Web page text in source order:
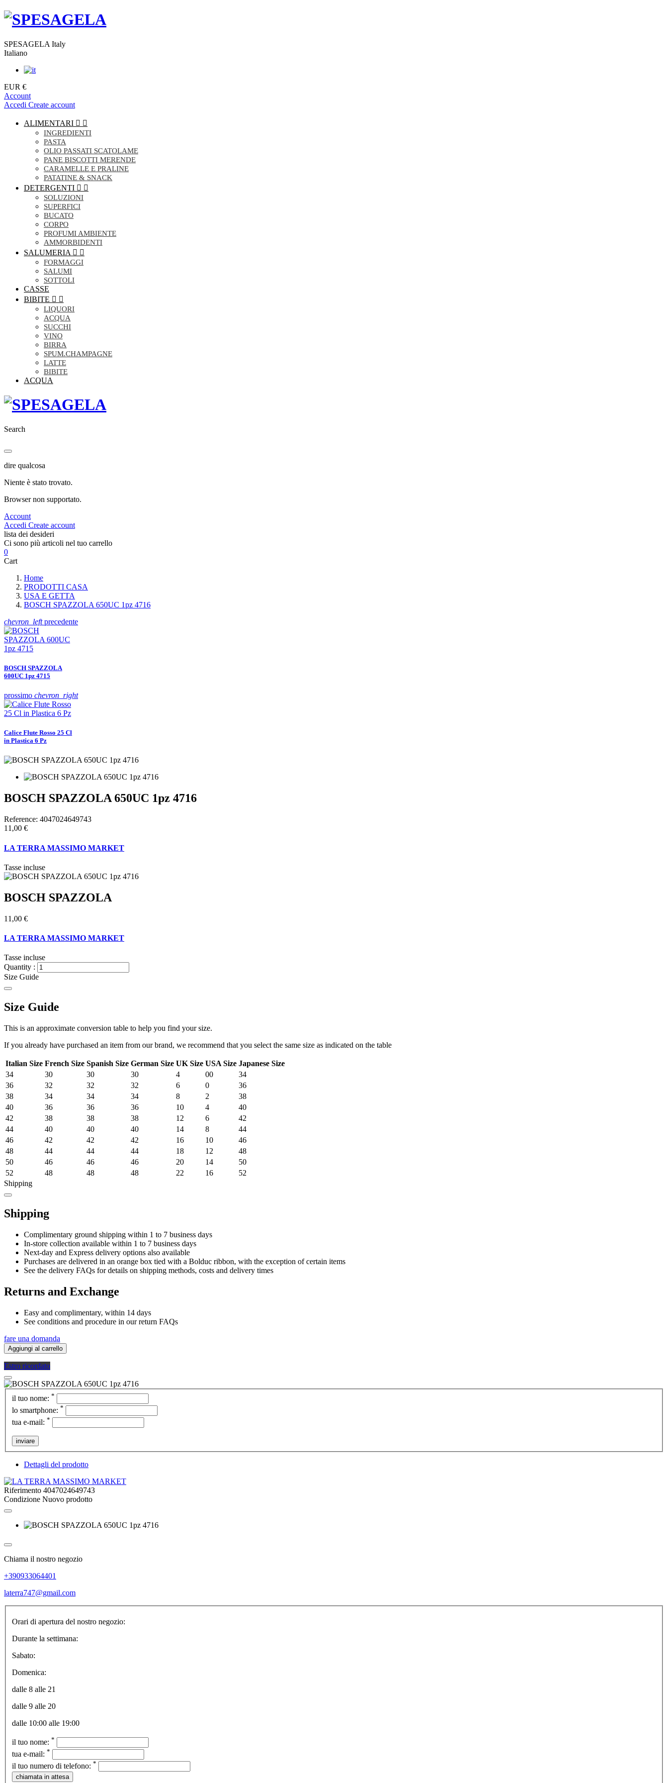
SPESAGELA Italy
Italiano
EUR €
Account
Accedi Create account
ALIMENTARI  
INGREDIENTI
PASTA
OLIO PASSATI SCATOLAME
PANE BISCOTTI MERENDE
CARAMELLE E PRALINE
PATATINE & SNACK
DETERGENTI  
SOLUZIONI
SUPERFICI
BUCATO
CORPO
PROFUMI AMBIENTE
AMMORBIDENTI
SALUMERIA  
FORMAGGI
SALUMI
SOTTOLI
CASSE
BIBITE  
LIQUORI
ACQUA
SUCCHI
VINO
BIRRA
SPUM.CHAMPAGNE
LATTE
BIBITE
ACQUA
Search
dire qualcosa
Niente è stato trovato.
Browser non supportato.
Account
Accedi Create account
lista dei desideri
Ci sono più articoli nel tuo carrello
0
Cart
Home
PRODOTTI CASA
USA E GETTA
BOSCH SPAZZOLA 650UC 1pz 4716
chevron_leftprecedente
BOSCH SPAZZOLA
600UC 1pz 4715
prossimo chevron_right
Calice Flute Rosso 25 Cl
in Plastica 6 Pz
BOSCH SPAZZOLA 650UC 1pz 4716
Reference: 4047024649743
11,00 €
LA TERRA MASSIMO MARKET
Tasse incluse
BOSCH SPAZZOLA
11,00 €
LA TERRA MASSIMO MARKET
Tasse incluse
Quantity :
Size Guide
Size Guide
This is an approximate conversion table to help you find your size.
If you already have purchased an item from our brand, we recommend that you select the same size as indicated on the table
Italian Size French Size Spanish Size German Size UK Size USA Size Japanese Size
34
30 30 30 4 00
34
36
32 32 32 6 0
36
38
34 34 34 8 2
38
40
36 36 36 10 4
40
42
38 38 38 12 6
42
44
40 40 40 14 8
44
46
42 42 42 16 10
46
48
44 44 44 18 12
48
50
46 46 46 20 14
50
52
48 48 48 22 16
52
Shipping
Shipping
Complimentary ground shipping within 1 to 7 business days
In-store collection available within 1 to 7 business days
Next-day and Express delivery options also available
Purchases are delivered in an orange box tied with a Bolduc ribbon, with the exception of certain items
See the delivery FAQs for details on shipping methods, costs and delivery times
Returns and Exchange
Easy and complimentary, within 14 days
See conditions and procedure in our return FAQs
fare una domanda
Aggiungi al carrello
Estro ricordato
il tuo nome: *
lo smartphone: *
tua e-mail: *
inviare
Dettagli del prodotto
Riferimento 4047024649743
Condizione Nuovo prodotto
Chiama il nostro negozio
+390933064401
laterra747@gmail.com
Orari di apertura del nostro negozio:
Durante la settimana:
Sabato:
Domenica:
dalle 8 alle 21
dalle 9 alle 20
dalle 10:00 alle 19:00
il tuo nome: *
tua e-mail: *
il tuo numero di telefono: *